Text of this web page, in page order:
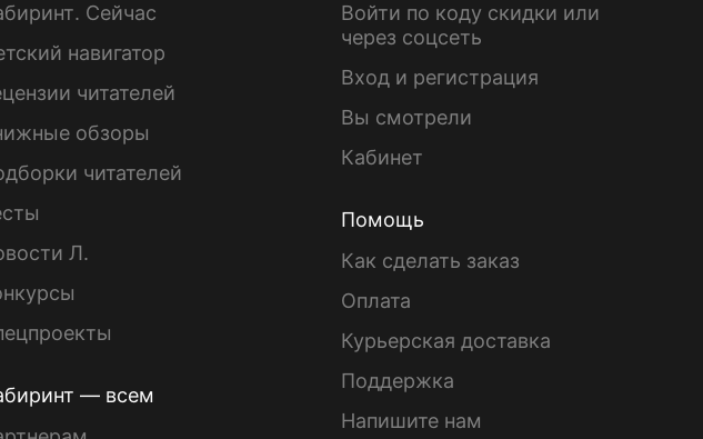
Сейчас
навигатор
читателей
обзоры
читателей
Л.
— всем
Войти по коду скидки или
через соцсеть
Вход и регистрация
Вы смотрели
Кабинет
Помощь
Как сделать заказ
Оплата
Курьерская доставка
Поддержка
Напишите нам